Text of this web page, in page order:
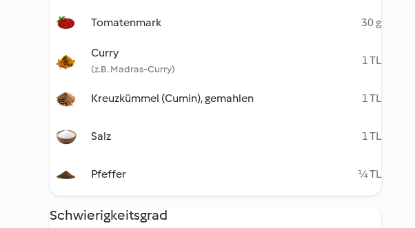
Tomatenmark 30 g
Curry
(z.B. Madras-Curry)
1 TL
Kreuzkümmel (Cumin), gemahlen 1 TL
Salz 1 TL
Pfeffer ¼ TL
Schwierigkeitsgrad